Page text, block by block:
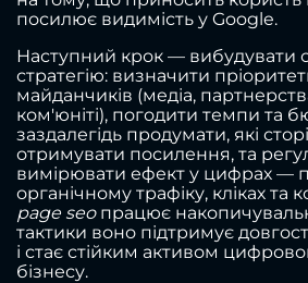
посилює видимість у Google.
Наступний крок — вибудувати
стратегію: визначити
майданчиків (медіа,
ком'юніті), погодити темпи та
заздалегідь продумати, які
отримувати посилення, та
вимірювати ефект у цифрах —
органічному трафіку, кліках та
page seoпрацює
тактики воно підтримує
і стає стійким активом
бізнесу.